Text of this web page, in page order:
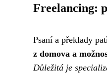
Freelancing:
Psaní a překlady
z domova a
Důležitá je